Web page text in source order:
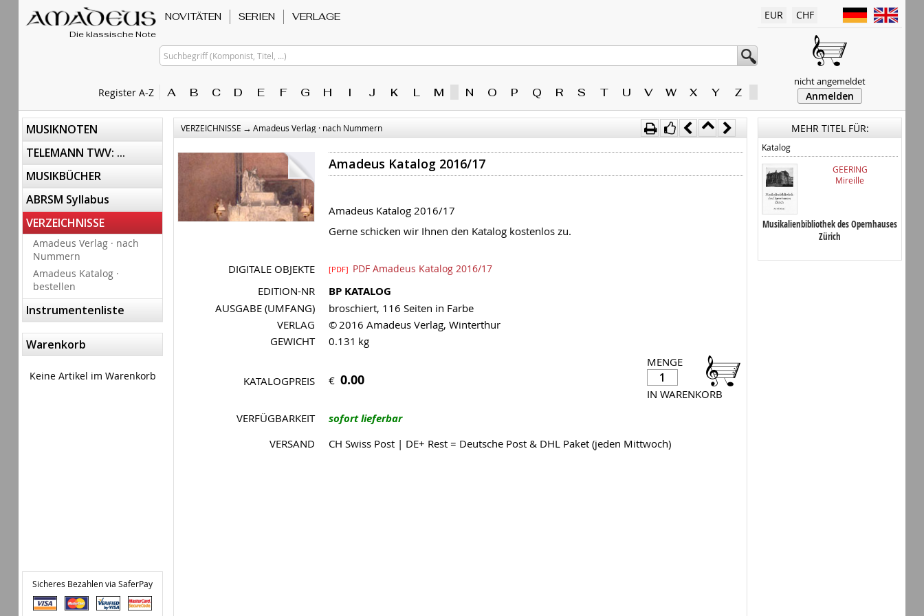
Die klassische Note
Register A-Z
NOVITÄTEN SERIEN VERLAGE
Suchbegriff (Komponist, Titel, ...)
A B C D E F G H I J K L M N O P Q R S T U V W X Y Z
EUR CHF
nicht angemeldet
Anmelden
MUSIKNOTEN
TELEMANN TWV: ...
MUSIKBÜCHER
ABRSM Syllabus
VERZEICHNISSE
Amadeus Verlag · nach
Nummern
Amadeus Katalog ·
bestellen
Instrumentenliste
Warenkorb
Keine Artikel im Warenkorb
Sicheres Bezahlen via SaferPay
VERZEICHNISSE → Amadeus Verlag · nach Nummern
Amadeus Katalog 2016/17
Amadeus Katalog 2016/17
Gerne schicken wir Ihnen den Katalog kostenlos zu.
DIGITALE OBJEKTE [PDF] PDF Amadeus Katalog 2016/17
EDITION-NR BP KATALOG
AUSGABE (UMFANG)
broschiert, 116 Seiten in Farbe
VERLAG
© 2016 Amadeus Verlag, Winterthur
GEWICHT
0.131 kg
MENGE
IN WARENKORB
KATALOGPREIS € 0.00
VERFÜGBARKEIT sofort lieferbar
VERSAND CH Swiss Post | DE+ Rest = Deutsche Post & DHL Paket (jeden Mittwoch)
MEHR TITEL FÜR:
Katalog
GEERING
Mireille
Musikalienbibliothek des Opernhauses
Zürich